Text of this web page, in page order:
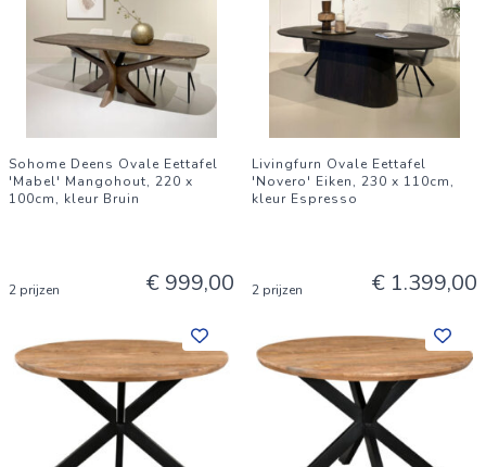
Sohome Deens Ovale Eettafel
'Mabel' Mangohout, 220 x
100cm, kleur Bruin
2 prijzen € 999,00
Livingfurn Ovale Eettafel
'Novero' Eiken, 230 x 110cm,
kleur Espresso
2 prijzen € 1.399,00